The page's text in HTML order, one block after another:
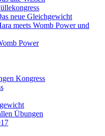
neue Gleichgewicht
meets Womb Power und
Power
Kongress
Übungen